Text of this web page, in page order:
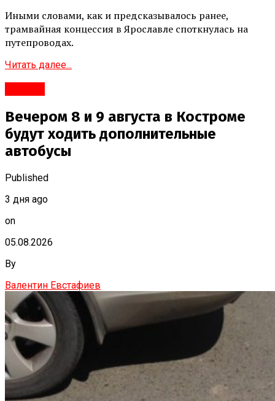
Иными словами, как и предсказывалось ранее,
трамвайная концессия в Ярославле споткнулась на
путепроводах.
Читать далее...
Вечером 8 и 9 августа в Костроме
будут ходить дополнительные
автобусы
Published
3 дня ago
on
05.08.2026
By
Валентин Евстафиев